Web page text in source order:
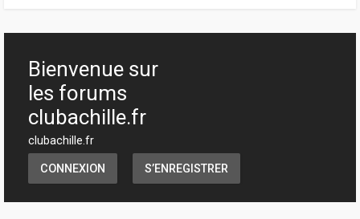
h
Bienvenue sur
les forums
clubachille.fr
clubachille.fr
CONNEXION S’ENREGISTRER